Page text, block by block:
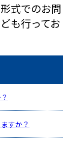
すか？
式でのお問
も行ってお